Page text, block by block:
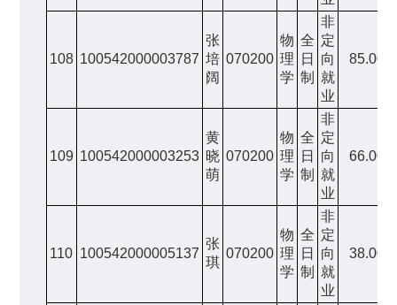
108 100542000003787
张
培
阔
070200
物
理
学
全
日
制
非
定
向
就
业
85.00
109 100542000003253
黄
晓
萌
070200
物
理
学
全
日
制
非
定
向
就
业
66.00
110 100542000005137
张
琪
070200
物
理
学
全
日
制
非
定
向
就
业
38.00